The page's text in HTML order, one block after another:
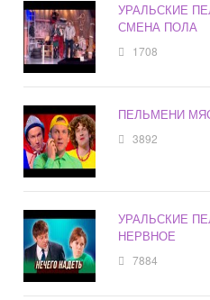
УРАЛЬСКИЕ
СМЕНА ПОЛА
1708
ПЕЛЬМЕНИ
3892
УРАЛЬСКИЕ
НЕРВНОЕ
7884